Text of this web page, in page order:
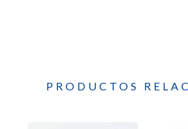
PRODUCTOS